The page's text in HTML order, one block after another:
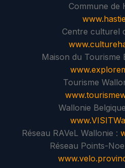
Commune de
Centre culturel
Maison du Tourisme
Tourisme
Wallonie
Réseau RAVeL Wallonie :
Réseau Points-